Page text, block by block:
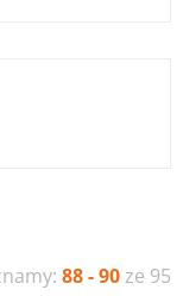
88 - 90ze 95